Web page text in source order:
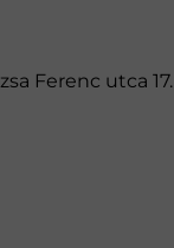
Ferenc utca 17.